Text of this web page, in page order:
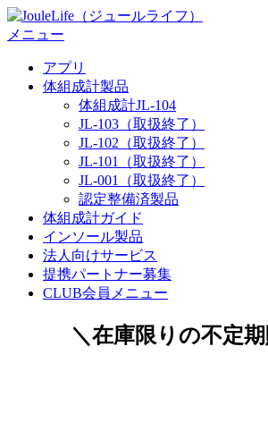
コ
ン
メニュー
アプリ
体組成計製品
体組成計JL-104
JL-103（取扱終了）
JL-102（取扱終了）
JL-101（取扱終了）
JL-001（取扱終了）
認定整備済製品
体組成計ガイド
インソール製品
法人向けサービス
提携パートナー募集
CLUB会員メニュー
＼在庫限りの不定